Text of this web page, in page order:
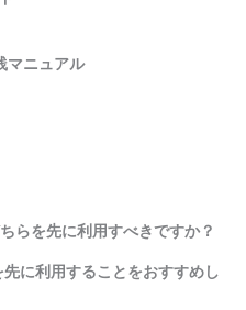
マニュアル
らを先に利用すべきですか？
に利用することをおすすめし